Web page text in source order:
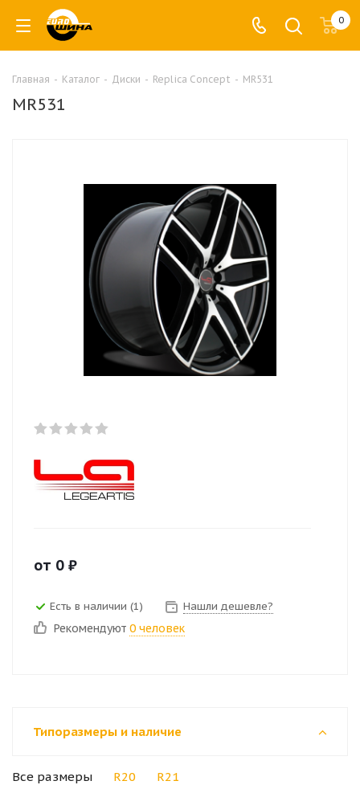
0
Главная - Каталог - Диски - Replica Concept - MR531
MR531
от 0 ₽
Есть в наличии (1) Нашли дешевле?
Рекомендуют 0 человек
Типоразмеры и наличие
Все размеры R20 R21